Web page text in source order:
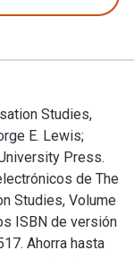
Studies,
E. Lewis;
Press.
de The
Studies, Volume
ISBN de versión
Ahorra hasta